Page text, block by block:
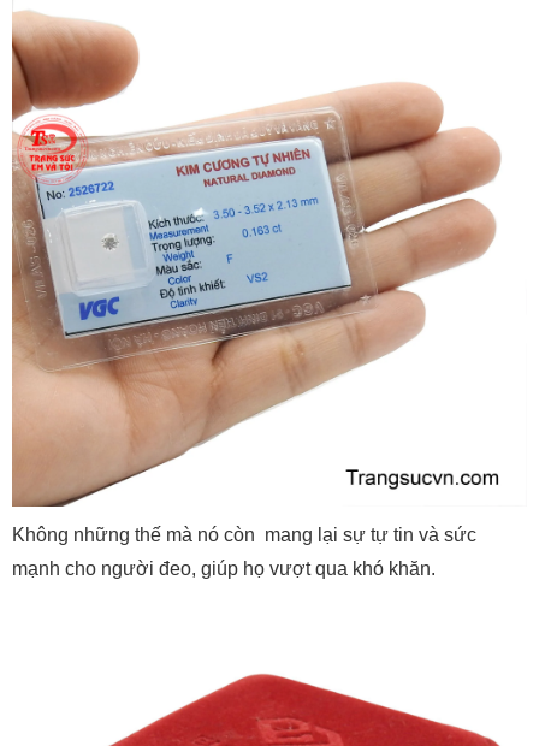
Không những thế mà nó còn mang lại sự tự tin và sức
mạnh cho người đeo, giúp họ vượt qua khó khăn.